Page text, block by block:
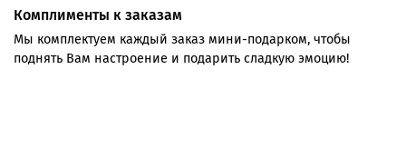
Комплименты к заказам
Мы комплектуем каждый заказ мини-подарком, чтобы
поднять Вам настроение и подарить сладкую эмоцию!